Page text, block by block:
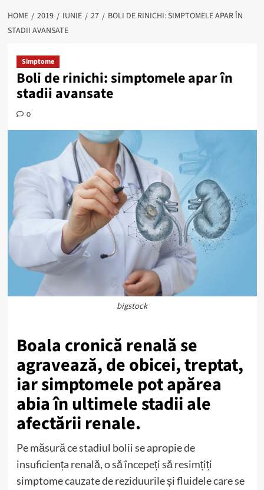
HOME 2019 IUNIE 27
BOLI DE RINICHI: SIMPTOMELE APAR ÎN
STADII AVANSATE
Simptome
Boli de rinichi: simptomele apar în
stadii avansate
0
bigstock
Boala cronică renală se
agravează, de obicei, treptat,
iar simptomele pot apărea
abia în ultimele stadii ale
afectării renale.
Pe măsură ce stadiul bolii se apropie de
insuficiența renală, o să începeți să resimțiți
simptome cauzate de reziduurile și fluidele care se